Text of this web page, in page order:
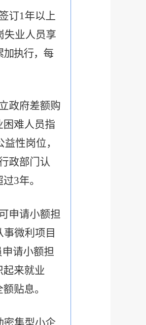
订1年以上
失业人员享
加执行，每
政府差额购
难人员指
性岗位，
政部门认
3年。
申请小额担
微利项目
请小额担
起来就业
贴息。
密集型小企